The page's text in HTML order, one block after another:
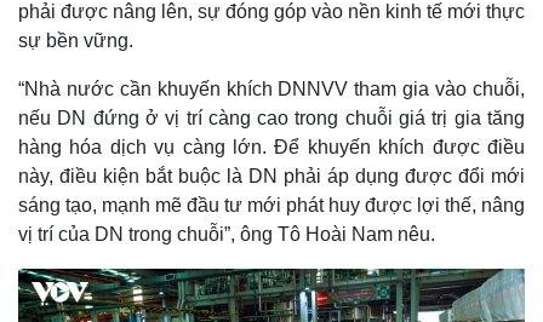
Vụ án
Tin nóng
Tư vấn luật
Quân sự - Quốc phòng
Vũ khí
Việt Nam
Phân tích
phải được nâng lên, sự đóng góp vào nền kinh tế mới thực
sự bền vững.
“Nhà nước cần khuyến khích DNNVV tham gia vào chuỗi,
nếu DN đứng ở vị trí càng cao trong chuỗi giá trị gia tăng
hàng hóa dịch vụ càng lớn. Để khuyến khích được điều
này, điều kiện bắt buộc là DN phải áp dụng được đổi mới
sáng tạo, mạnh mẽ đầu tư mới phát huy được lợi thế, nâng
vị trí của DN trong chuỗi”, ông Tô Hoài Nam nêu.